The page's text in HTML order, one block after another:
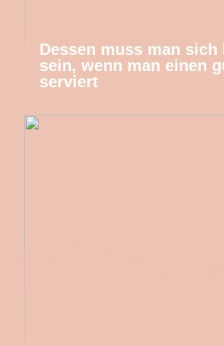
Dessen muss man sich
sein, wenn man einen
serviert